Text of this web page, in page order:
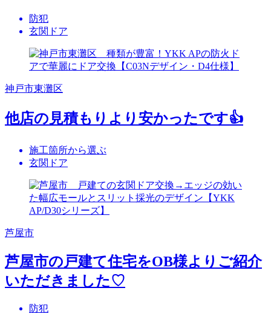
防犯
玄関ドア
神戸市東灘区
他店の見積もりより安かったです👍
施工箇所から選ぶ
玄関ドア
芦屋市
芦屋市の戸建て住宅をOB様よりご紹介
いただきました♡
防犯